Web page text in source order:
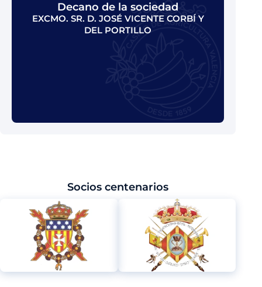
Decano de la sociedad
EXCMO. SR. D. JOSÉ VICENTE CORBÍ Y
DEL PORTILLO
Socios centenarios